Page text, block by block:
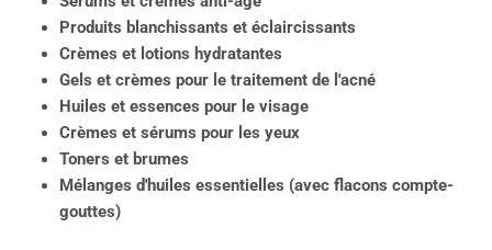
Produits blanchissants et éclaircissants
Crèmes et lotions hydratantes
Gels et crèmes pour le traitement de l'acné
Huiles et essences pour le visage
Crèmes et sérums pour les yeux
Toners et brumes
Mélanges d'huiles essentielles (avec flacons compte-
gouttes)